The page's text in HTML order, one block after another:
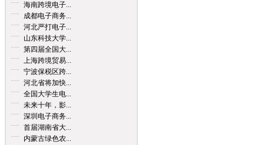
海南跨境电子...
成都电子商务...
河北严打电子...
山东科技大学...
第四届全国大...
上海跨境贸易...
宁波保税区跨...
河北省将加快...
全国大学生电...
未来十年，影...
深圳电子商务...
首届湖南省大...
内蒙古绿色农...